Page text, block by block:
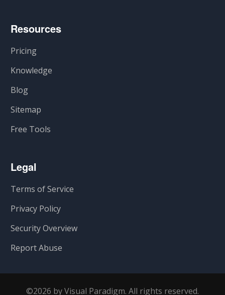
Resources
Pricing
Knowledge
Blog
Sitemap
Free Tools
Legal
Terms of Service
Privacy Policy
Security Overview
Report Abuse
©2026 by Visual Paradigm. All rights reserved.